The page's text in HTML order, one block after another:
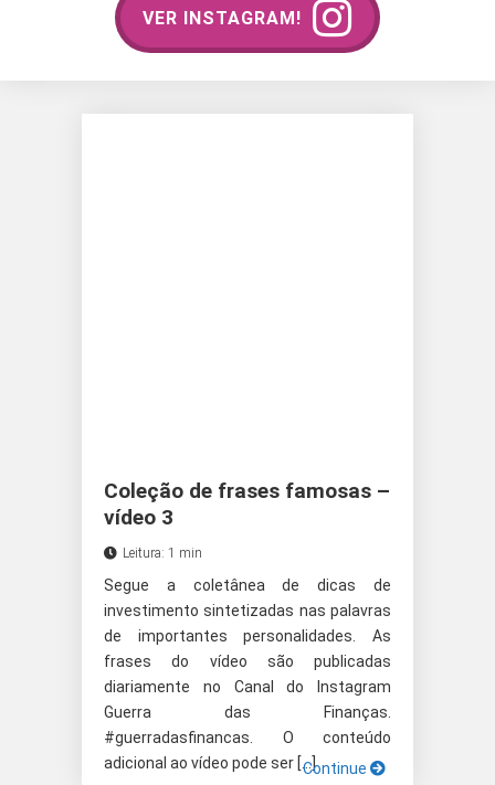
VER INSTAGRAM!
Coleção de frases famosas –
vídeo 3
Leitura: 1 min
Segue a coletânea de dicas de
investimento sintetizadas nas palavras
de importantes personalidades. As
frases do vídeo são publicadas
diariamente no Canal do Instagram
Guerra das Finanças.
#guerradasfinancas. O conteúdo
adicional ao vídeo pode ser […]Continue